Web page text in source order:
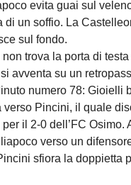
evita guai sul
di un soffio. La
sul fondo.
non trova la porta di
avventa su un
numero 78: Gioielli
verso Pincini, il quale
il 2-0 dell’FC Osimo.
verso un
sfiora la doppietta